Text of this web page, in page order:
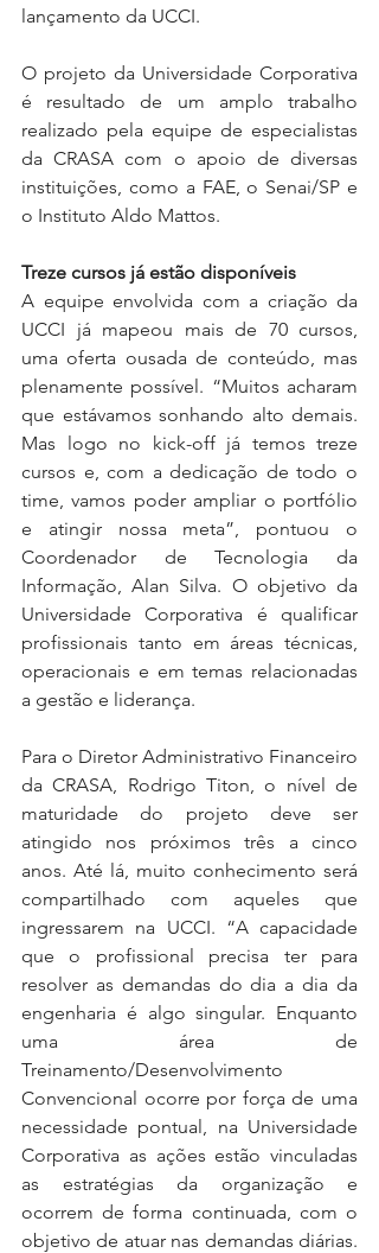
lançamento da UCCI.
O projeto da Universidade Corporativa
é resultado de um amplo trabalho
realizado pela equipe de especialistas
da CRASA com o apoio de diversas
instituições, como a FAE, o Senai/SP e
o Instituto Aldo Mattos.
Treze cursos já estão disponíveis
A equipe envolvida com a criação da
UCCI já mapeou mais de 70 cursos,
uma oferta ousada de conteúdo, mas
plenamente possível. “Muitos acharam
que estávamos sonhando alto demais.
Mas logo no kick-off já temos treze
cursos e, com a dedicação de todo o
time, vamos poder ampliar o portfólio
e atingir nossa meta”, pontuou o
Coordenador de Tecnologia da
Informação, Alan Silva. O objetivo da
Universidade Corporativa é qualificar
profissionais tanto em áreas técnicas,
operacionais e em temas relacionadas
a gestão e liderança.
Para o Diretor Administrativo Financeiro
da CRASA, Rodrigo Titon, o nível de
maturidade do projeto deve ser
atingido nos próximos três a cinco
anos. Até lá, muito conhecimento será
compartilhado com aqueles que
ingressarem na UCCI. “A capacidade
que o profissional precisa ter para
resolver as demandas do dia a dia da
engenharia é algo singular. Enquanto
uma área de
Treinamento/Desenvolvimento
Convencional ocorre por força de uma
necessidade pontual, na Universidade
Corporativa as ações estão vinculadas
as estratégias da organização e
ocorrem de forma continuada, com o
objetivo de atuar nas demandas diárias.